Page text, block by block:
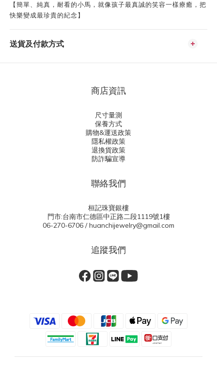
【簡單、純真，耐看的小馬，就像孩子最真誠的笑容一樣療癒，把
快樂變成最珍貴的紀念】
送貨及付款方式
商店資訊
尺寸量測
保養方式
購物&運送政策
隱私權政策
退換貨政策
防詐騙宣導
聯絡我們
桓記珠寶銀樓
門市:台南市仁德區中正路二段1119號1樓
06-270-6706 / huanchijewelry@gmail.com
追蹤我們